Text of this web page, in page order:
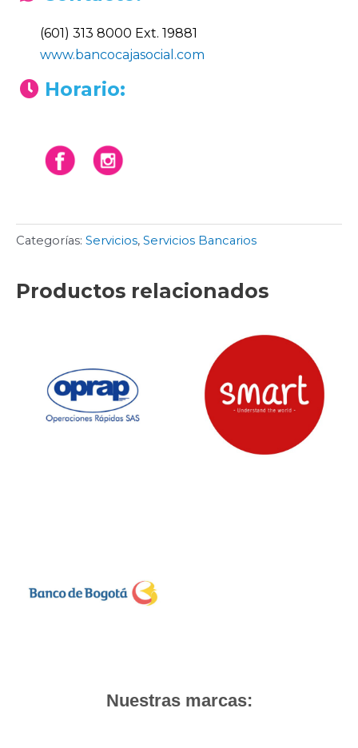
(601) 313 8000 Ext. 19881
www.bancocajasocial.com
Horario:
Categorías: Servicios, Servicios Bancarios
Productos relacionados
Nuestras marcas: